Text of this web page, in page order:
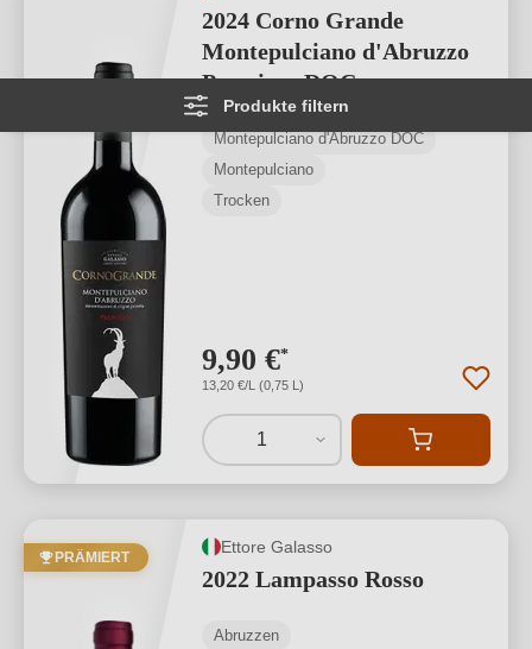
Produkte filtern
2024 Corno Grande
Montepulciano d'Abruzzo
Premium DOC
Montepulciano d'Abruzzo DOC
Montepulciano
Trocken
9,90 €*
13,20 €/L (0,75 L)
1
PRÄMIERT
Ettore Galasso
2022 Lampasso Rosso
Abruzzen